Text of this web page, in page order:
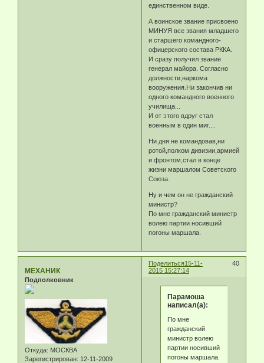
единственном виде.
А воинское звание присвоено
МИНУЯ все звания младшего
и старшего командного-
офицерского состава РККА.
И сразу получил звание
генерал майора. Согласно
должности,наркома
вооружения.Ни закончив ни
одного командного военного
училища...
И от этого вдруг стал
военным в один миг....
Ни дня не командовав,ни
ротой,полком дивизии,армией
и фронтом,стал в конце
жизни маршалом Советского
Союза.
Ну и чем он не гражданский
министр?
По мне гражданский министр
волею партии носивший
погоны маршала.
Поделиться 40
15-11-
2015 15:27:14
МЕХАНИК
Подполковник
Откуда: МОСКВА
Зарегистрирован: 12-11-2009
Парамоша
написал(а):
По мне
гражданский
министр волею
партии носивший
погоны маршала.